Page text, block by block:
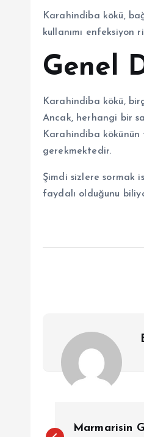
Karahindiba kökü,
kullanımı enfeksiyon
Genel
Karahindiba kökü,
Ancak, herhangi bir
Karahindiba kökünün
gerekmektedir.
Şimdi sizlere sormak
faydalı olduğunu
Marmarisin